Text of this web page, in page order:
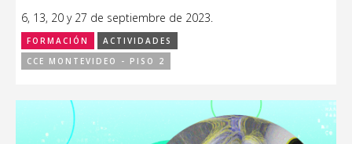
6, 13, 20 y 27 de septiembre de 2023.
FORMACIÓN
ACTIVIDADES
CCE MONTEVIDEO - PISO 2